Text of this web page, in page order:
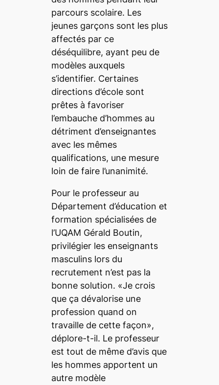
parcours scolaire. Les
jeunes garçons sont les plus
affectés par ce
déséquilibre, ayant peu de
modèles auxquels
s’identifier. Certaines
directions d’école sont
prêtes à favoriser
l’embauche d’hommes au
détriment d’enseignantes
avec les mêmes
qualifications, une mesure
loin de faire l’unanimité.
Pour le professeur au
Département d’éducation et
formation spécialisées de
l’UQAM Gérald Boutin,
privilégier les enseignants
masculins lors du
recrutement n’est pas la
bonne solution. «Je crois
que ça dévalorise une
profession quand on
travaille de cette façon»,
déplore-t-il. Le professeur
est tout de même d’avis que
les hommes apportent un
autre modèle